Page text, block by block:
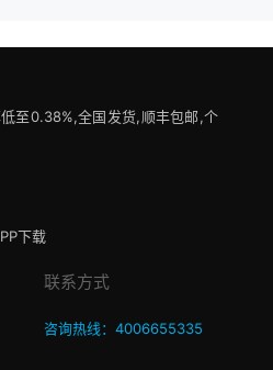
至0.38%,全国发货,顺丰包邮,个
下载
联系方式
咨询热线：4006655335